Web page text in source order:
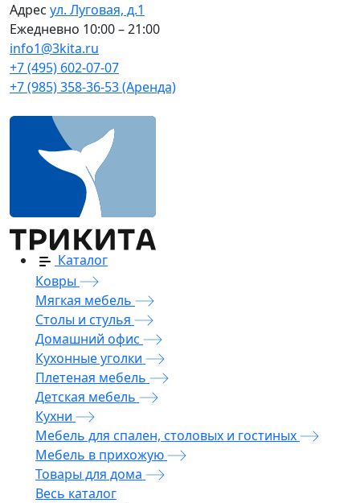
Адрес ул. Луговая, д.1
Ежедневно 10:00 – 21:00
info1@3kita.ru
+7 (495) 602-07-07
+7 (985) 358-36-53 (Аренда)
Каталог
Ковры
Мягкая мебель
Столы и стулья
Домашний офис
Кухонные уголки
Плетеная мебель
Детская мебель
Кухни
Мебель для спален, столовых и гостиных
Мебель в прихожую
Товары для дома
Весь каталог